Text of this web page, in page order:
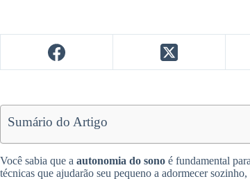
Sumário do Artigo
Você sabia que a autonomia do sono é fundamental
técnicas que ajudarão seu pequeno a adormecer